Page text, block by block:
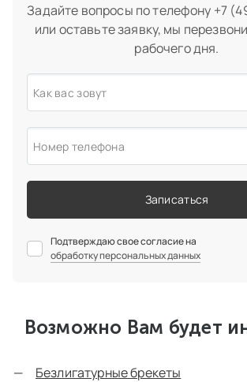
Задайте вопросы по телефону +7
или оставьте заявку, мы
рабочего дня.
Как вас зовут
Номер телефона
Записаться
Подтверждаю свое согласие на
обработку персональных данных
Возможно Вам будет
Безлигатурные брекеты